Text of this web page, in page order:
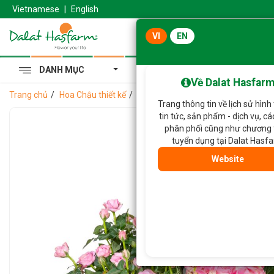
Vietnamese English
DANH MỤC
Trang chủ Hoa Chậu thiết kế
VI EN
Về Dalat Hasfarm
Trang thông tin về lịch sử hình
tin tức, sản phẩm - dịch vụ,
phân phối cũng như chương
tuyển dụng tại Dalat
Website